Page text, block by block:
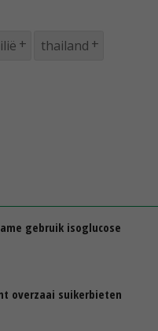
thailand
gebruik isoglucose
overzaai suikerbieten